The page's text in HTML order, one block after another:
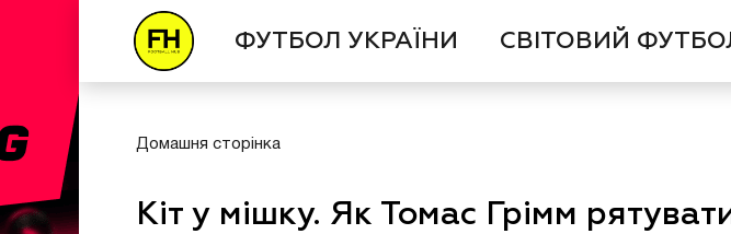
ФУТБОЛ УКРАЇНИ СВІТОВИЙ
Домашня сторінка
Кіт у мішку. Як Томас Грімм